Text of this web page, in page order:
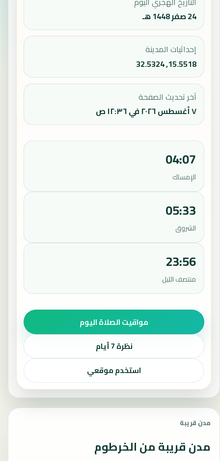
24 صفر 1448 هـ
إحداثيات المدينة
15.5518, 32.5324
آخر تحديث الصفحة
٧ أغسطس ٢٠٢٦ في ١٢:٣٦ ص
04:07
الإمساك
05:33
الشروق
23:56
منتصف الليل
مواقيت الصلاة اليوم
نظرة 7 أيام
استخدم موقعي
مدن قريبة
مدن قريبة من الخرطوم